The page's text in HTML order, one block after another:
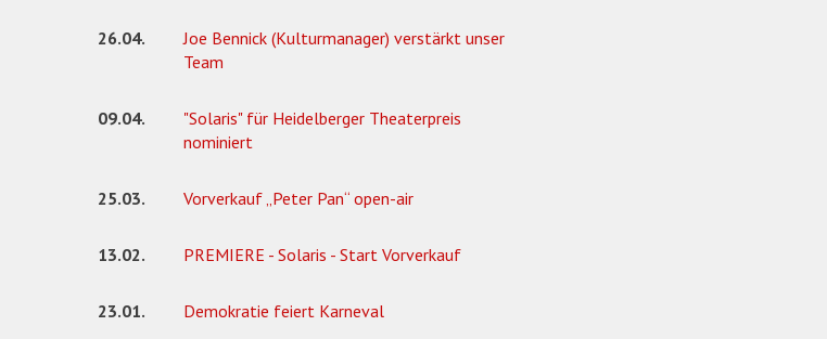
26.04.
Joe Bennick (Kulturmanager) verstärkt unser
Team
09.04.
"Solaris" für Heidelberger Theaterpreis
nominiert
25.03. Vorverkauf „Peter Pan“ open-air
13.02. PREMIERE - Solaris - Start Vorverkauf
23.01. Demokratie feiert Karneval